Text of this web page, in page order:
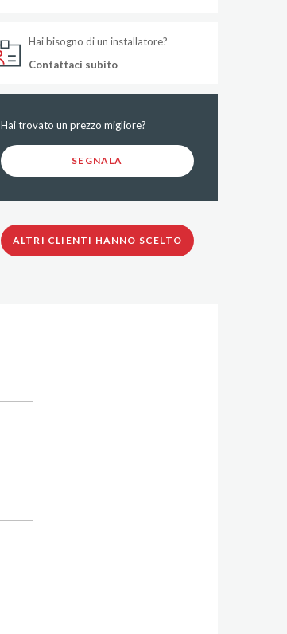
Hai bisogno di un installatore?
Contattaci subito
Hai trovato un prezzo migliore?
SEGNALA
ALTRI CLIENTI HANNO SCELTO